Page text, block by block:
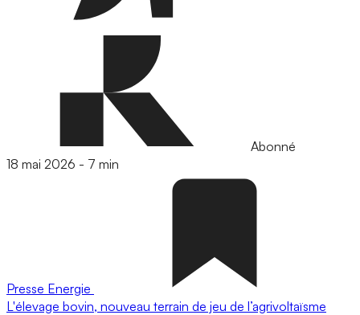
Abonné
18 mai 2026 - 7 min
Presse Energie
L'élevage bovin, nouveau terrain de jeu de l’agrivoltaïsme